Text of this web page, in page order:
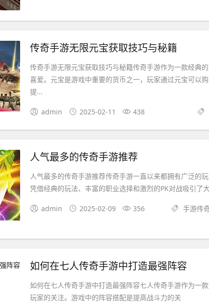
传奇手游无限元宝获取技巧与秘籍
传奇手游无限元宝获取技巧与秘籍传奇手游作为一款经典
喜爱。元宝是游戏中重要的货币之一，玩家通过元宝可以
提...
admin 2025-02-11 438
人气最多的传奇手游推荐
人气最多的传奇手游推荐传奇手游一直以来都拥有广泛的
凭借经典的玩法、丰富的职业选择和激烈的PK对战吸引了
admin 2025-02-09 356 手游传
如何在七人传奇手游中打造最强阵容
如何在七人传奇手游中打造最强阵容七人传奇手游作为一
玩家的关注。游戏中的阵容搭配是提高战斗力的关